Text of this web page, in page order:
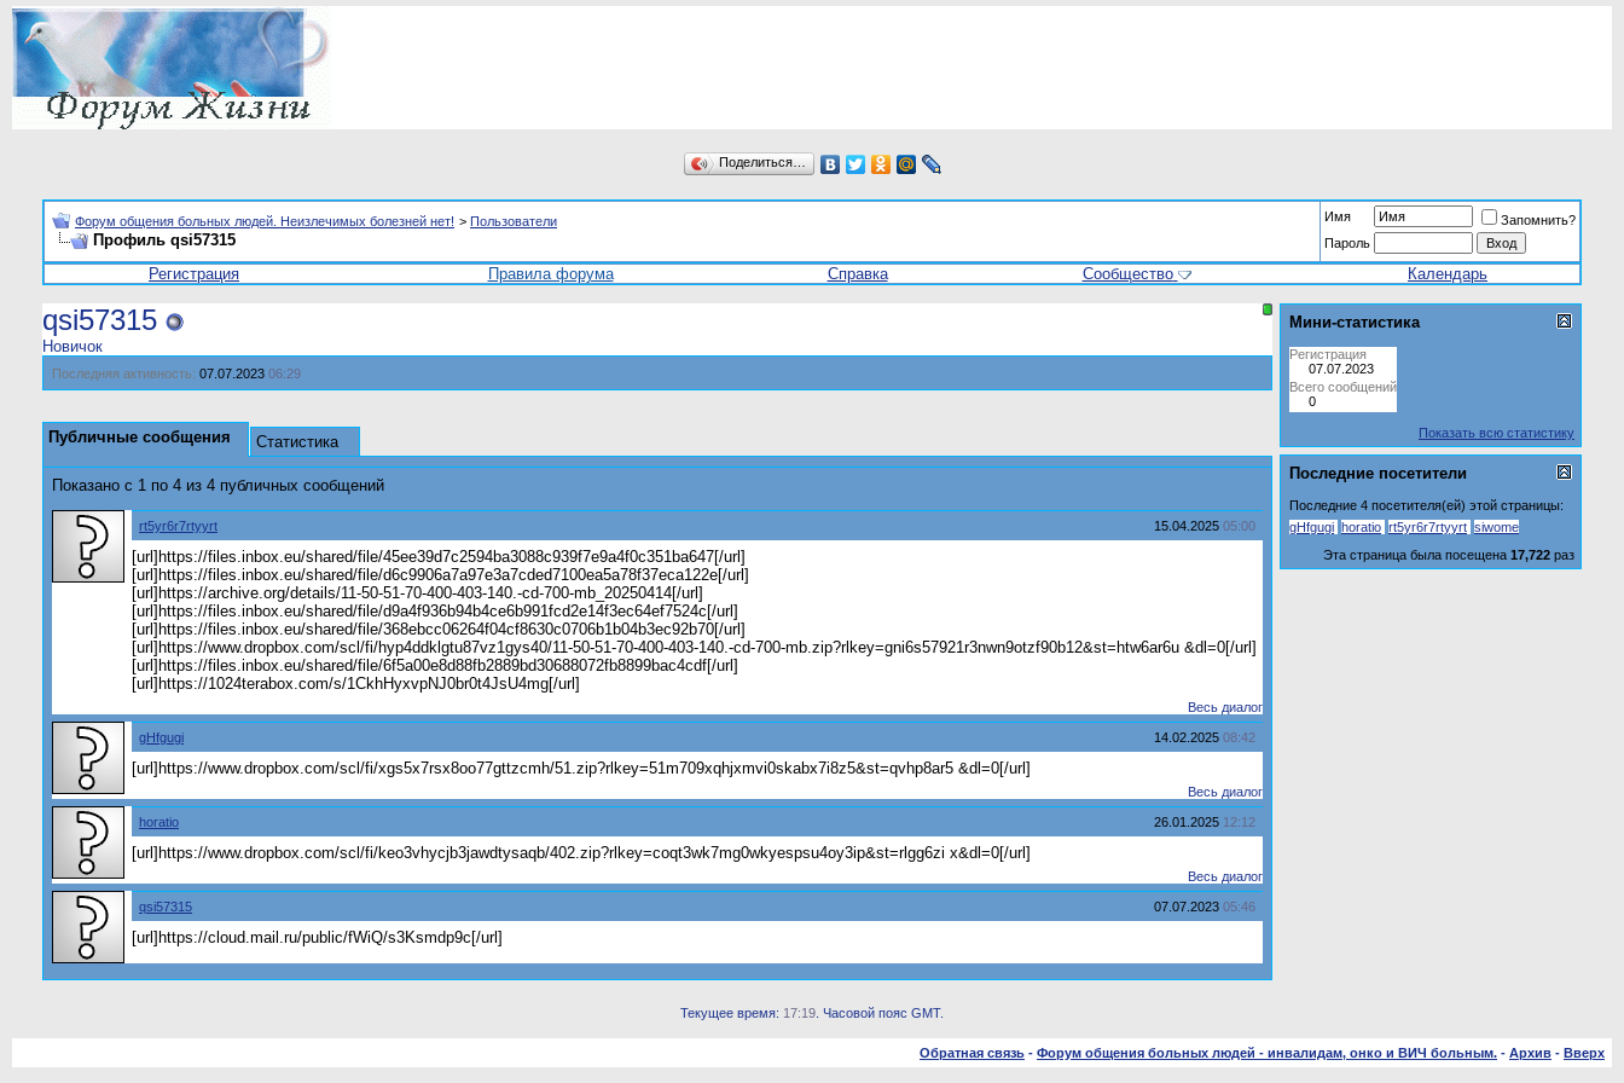
Поделиться…
Форум общения больных людей. Неизлечимых болезней нет! > Пользователи
Профиль qsi57315
Имя
Запомнить?
Пароль
Регистрация Правила форума Справка Сообщество Календарь
qsi57315
Новичок
Последняя активность: 07.07.2023 06:29
Публичные сообщения Статистика
Показано с 1 по 4 из 4 публичных сообщений
15.04.2025 05:00
rt5yr6r7rtyyrt
[url]https://files.inbox.eu/shared/file/45ee39d7c2594ba3088c939f7e9a4f0c351ba647[/url]
[url]https://files.inbox.eu/shared/file/d6c9906a7a97e3a7cded7100ea5a78f37eca122e[/url]
[url]https://archive.org/details/11-50-51-70-400-403-140.-cd-700-mb_20250414[/url]
[url]https://files.inbox.eu/shared/file/d9a4f936b94b4ce6b991fcd2e14f3ec64ef7524c[/url]
[url]https://files.inbox.eu/shared/file/368ebcc06264f04cf8630c0706b1b04b3ec92b70[/url]
[url]https://www.dropbox.com/scl/fi/hyp4ddklgtu87vz1gys40/11-50-51-70-400-403-140.-cd-700-mb.zip?rlkey=gni6s57921r3nwn9otzf90b12&st=htw6ar6u &dl=0[/url]
[url]https://files.inbox.eu/shared/file/6f5a00e8d88fb2889bd30688072fb8899bac4cdf[/url]
[url]https://1024terabox.com/s/1CkhHyxvpNJ0br0t4JsU4mg[/url]
Весь диалог
14.02.2025 08:42
gHfgugi
[url]https://www.dropbox.com/scl/fi/xgs5x7rsx8oo77gttzcmh/51.zip?rlkey=51m709xqhjxmvi0skabx7i8z5&st=qvhp8ar5 &dl=0[/url]
Весь диалог
26.01.2025 12:12
horatio
[url]https://www.dropbox.com/scl/fi/keo3vhycjb3jawdtysaqb/402.zip?rlkey=coqt3wk7mg0wkyespsu4oy3ip&st=rlgg6zi x&dl=0[/url]
Весь диалог
07.07.2023 05:46
qsi57315
[url]https://cloud.mail.ru/public/fWiQ/s3Ksmdp9c[/url]
Мини-статистика
Регистрация
07.07.2023
Всего сообщений
0
Показать всю статистику
Последние посетители
Последние 4 посетителя(ей) этой страницы:
gHfgugi horatio rt5yr6r7rtyyrt siwome
Эта страница была посещена 17,722 раз
Текущее время: 17:19 . Часовой пояс GMT.
Обратная связь - Форум общения больных людей - инвалидам, онко и ВИЧ больным. - Архив - Вверх